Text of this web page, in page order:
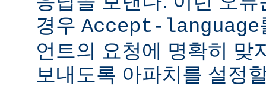
경우 Accept-language
언트의 요청에 명확히 맞
보내도록 아파치를 설정